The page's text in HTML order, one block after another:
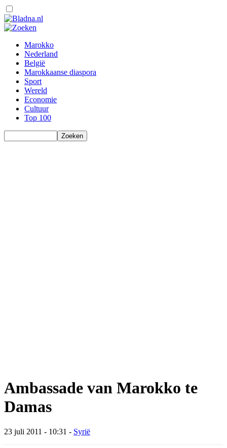
Marokko
Nederland
België
Marokkaanse diaspora
Sport
Wereld
Economie
Cultuur
Top 100
Ambassade van Marokko te
Damas
23 juli 2011 - 10:31 - Syrië